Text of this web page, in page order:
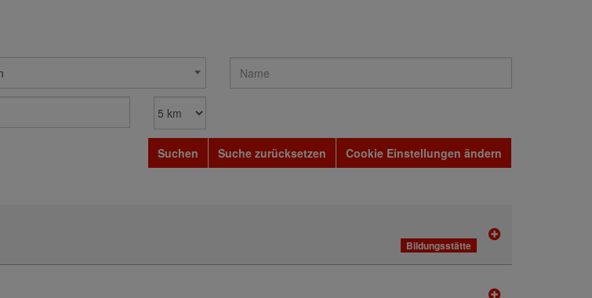
Suchen Suche zurücksetzen
Cookie Einstellungen ändern
Bildungsstätte